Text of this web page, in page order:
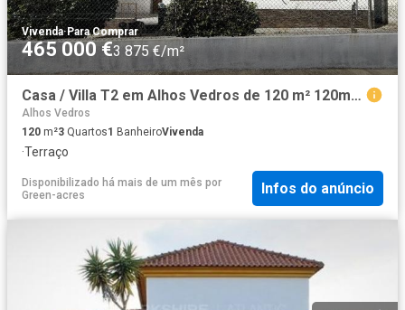
Vivenda·Para Comprar
465 000 €3 875 €/m²
Casa / Villa T2 em Alhos Vedros de 120 m² 120m² Alhos Vedros
Alhos Vedros
120 m²3 Quartos1 BanheiroVivenda
·Terraço
Disponibilizado há mais de um mês por
Green-acres
Infos do anúncio